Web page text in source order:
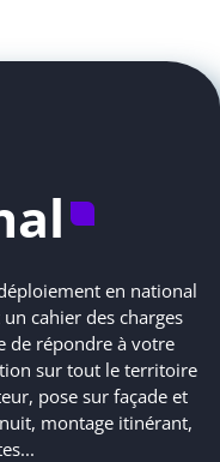
en national
cahier des charges
de répondre à votre
sur tout le territoire
pose sur façade et
montage itinérant,